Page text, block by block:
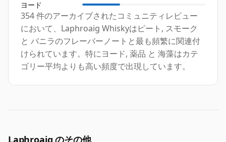
ヨード
354 件のアーカイブされたコミュニティレビュー
において、Laphroaig Whiskyはピート, スモーク
と バニラのフレーバーノートと最も頻繁に関連付
けられています。特にヨード, 薬品 と 海藻はカテ
ゴリー平均よりも高い頻度で出現しています。
Laphroaig のその他